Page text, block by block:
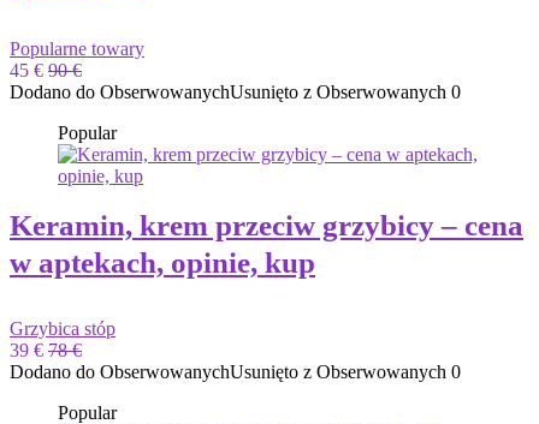
Popularne towary
45 € 90 €
Dodano do ObserwowanychUsunięto z Obserwowanych 0
Popular
Keramin, krem ​​przeciw grzybicy – cena
w aptekach, opinie, kup
Grzybica stóp
39 € 78 €
Dodano do ObserwowanychUsunięto z Obserwowanych 0
Popular